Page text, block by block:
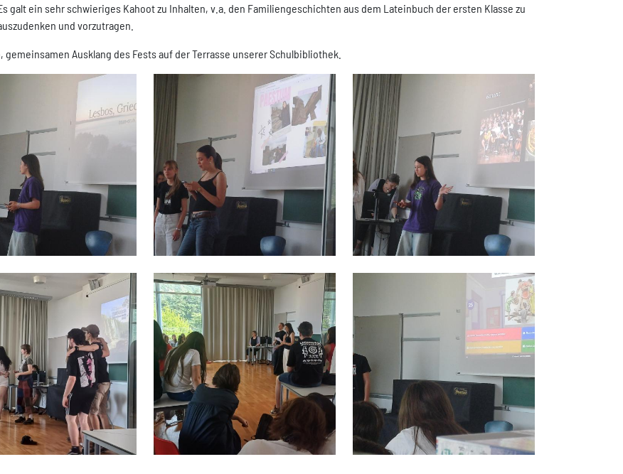
galt ein sehr schwieriges Kahoot zu Inhalten, v.a. den Familiengeschichten aus dem Lateinbuch der ersten Klasse zu
und vorzutragen.
Ausklang des Fests auf der Terrasse unserer Schulbibliothek.